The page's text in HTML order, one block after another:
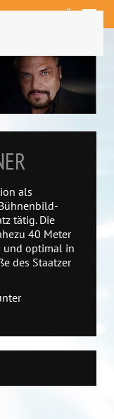
MENÜ
als
tätig. Die
40 Meter
und optimal in
des Staatzer